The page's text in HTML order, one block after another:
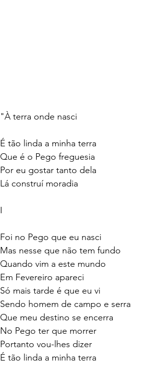
"À terra onde nasci
É tão linda a minha terra
Que é o Pego freguesia
Por eu gostar tanto dela
Lá construí moradia
I
Foi no Pego que eu nasci
Mas nesse que não tem fundo
Quando vim a este mundo
Em Fevereiro apareci
Só mais tarde é que eu vi
Sendo homem de campo e serra
Que meu destino se encerra
No Pego ter que morrer
Portanto vou-lhes dizer
É tão linda a minha terra